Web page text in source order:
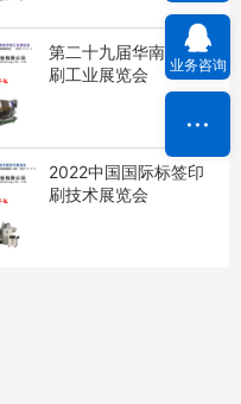
第二十九届华南国际印
刷工业展览会
2022中国国际标签印
刷技术展览会
业务咨询